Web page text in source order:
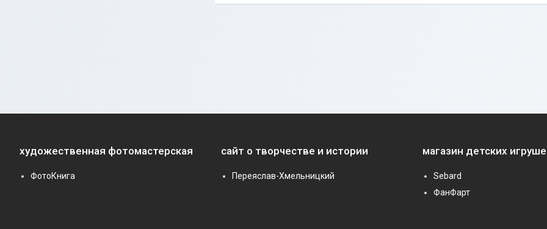
художественная фотомастерская
ФотоКнига
сайт о творчестве и истории
Переяслав-Хмельницкий
магазин детских
Sebard
ФанФарт